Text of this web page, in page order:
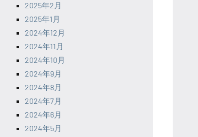
2025年2月
2025年1月
2024年12月
2024年11月
2024年10月
2024年9月
2024年8月
2024年7月
2024年6月
2024年5月